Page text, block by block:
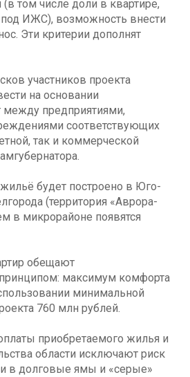
том числе доли в квартире,
под ИЖС), возможность внести
Эти критерии дополнят
участников проекта
на основании
между предприятиями,
соответствующих
так и коммерческой
будет построено в Юго-
(территория «Аврора-
в микрорайоне появятся
обещают
максимум комфорта
минимальной
760 млн рублей.
приобретаемого жилья и
области исключают риск
в долговые ямы и «серые»